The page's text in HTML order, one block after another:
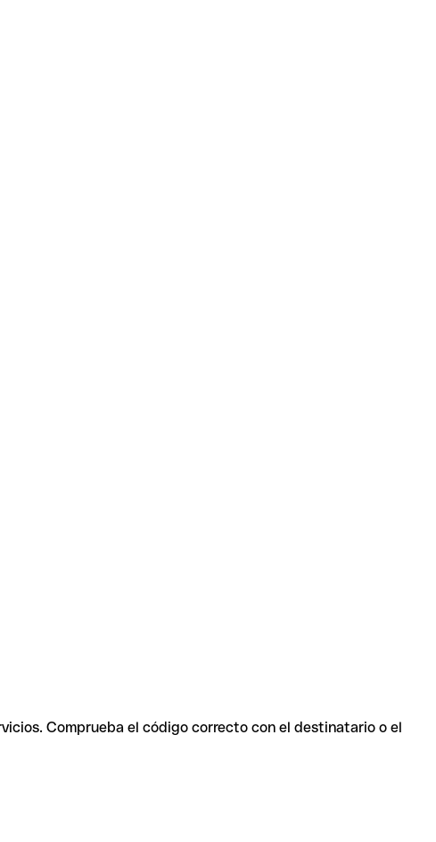
Comprueba el código correcto con el destinatario o el